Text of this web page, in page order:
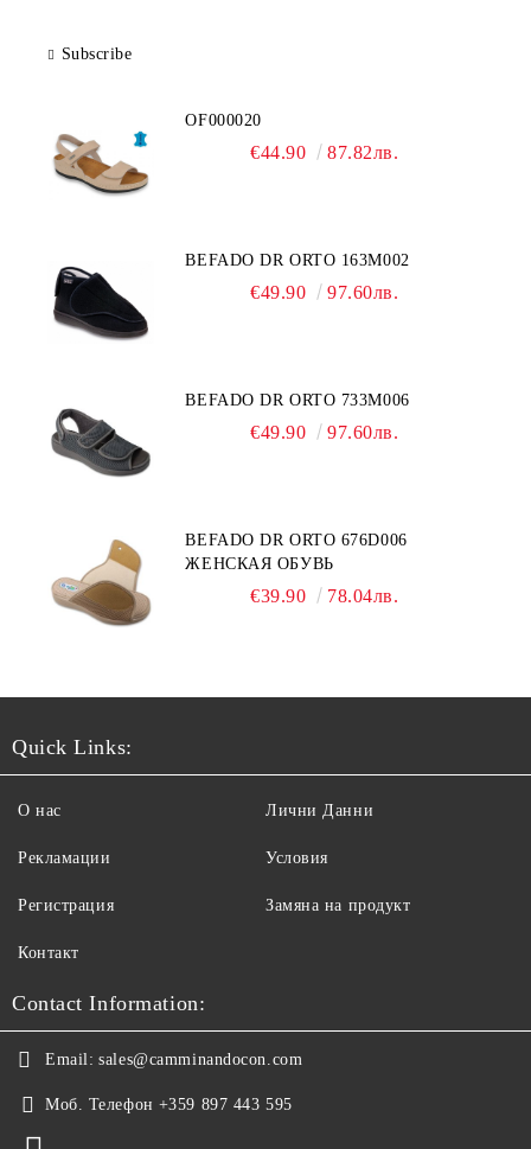
Subscribe
OF000020
€44.90 87.82лв.
BEFADO DR ORTO 163M002
€49.90 97.60лв.
BEFADO DR ORTO 733M006
€49.90 97.60лв.
BEFADO DR ORTO 676D006
ЖЕНСКАЯ ОБУВЬ
€39.90 78.04лв.
Quick Links:
О нас
Рекламации
Регистрация
Контакт
Лични Данни
Условия
Замяна на продукт
Contact Information:
Email: sales@camminandocon.com
Моб. Телефон +359 897 443 595